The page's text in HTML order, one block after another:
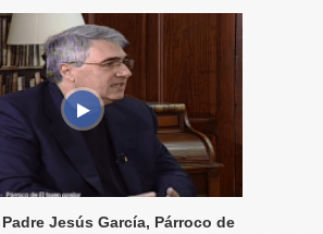
Jesús García, Párroco de